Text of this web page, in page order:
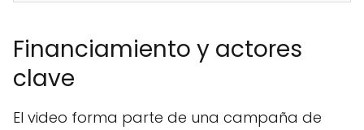
Financiamiento y actores
clave
El video forma parte de una campaña de